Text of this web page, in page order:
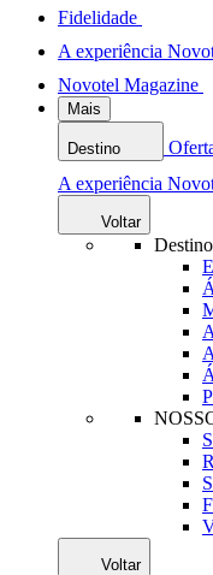
Fidelidade
A experiência
Novotel Magazine
Mais
Destino
A experiência
Voltar
Destino
Voltar